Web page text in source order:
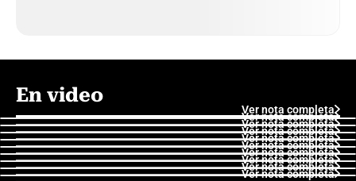
En video
Ver nota completa
Ver nota completa
Ver nota completa
Ver nota completa
Ver nota completa
Ver nota completa
Ver nota completa
Ver nota completa
Ver nota completa
Ver nota completa